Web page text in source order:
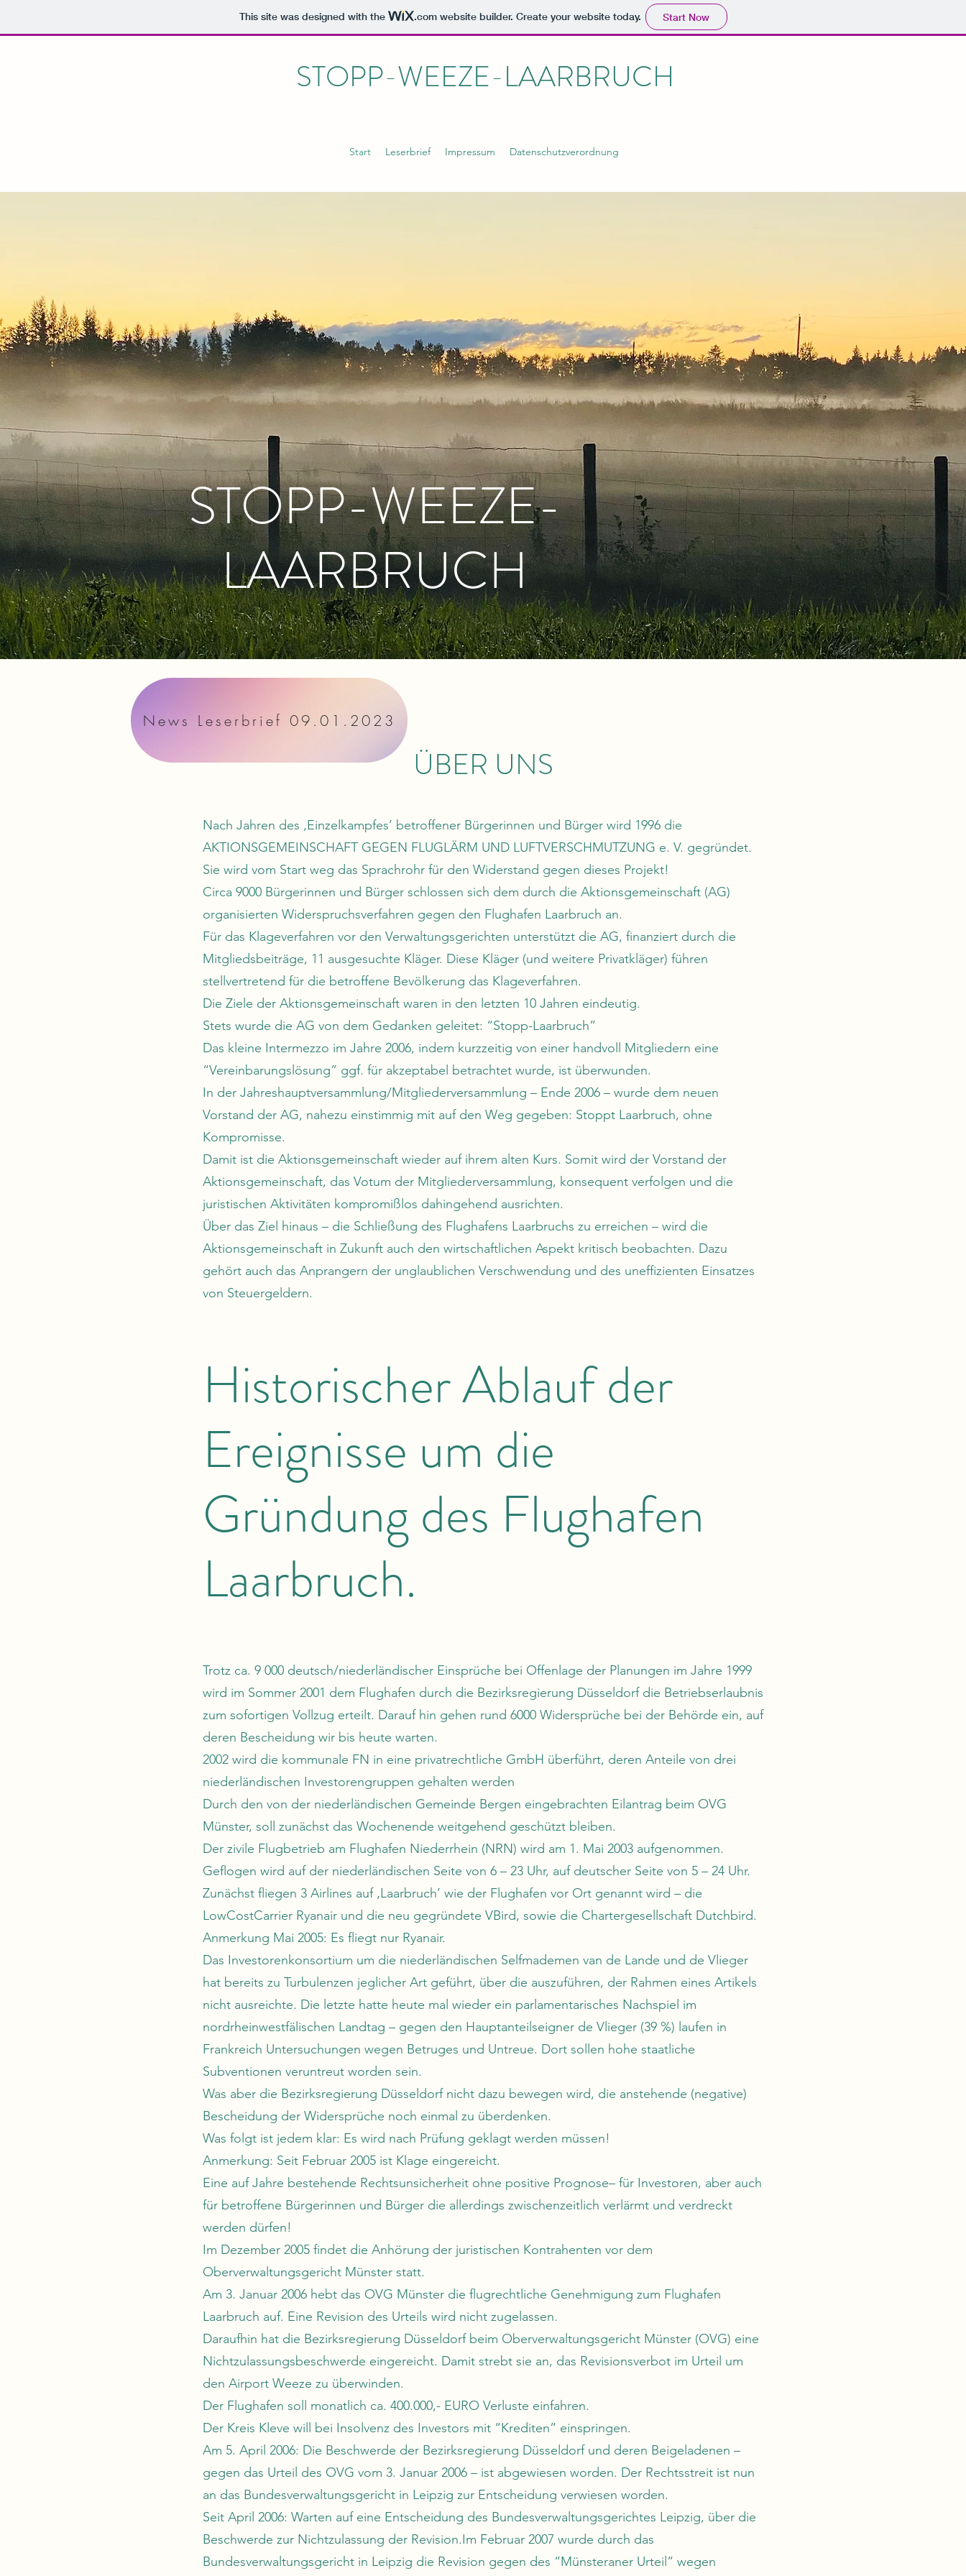
This site was designed with the .comwebsite builder. Create your website today. Start Now
STOPP-WEEZE-LAARBRUCH
Start Leserbrief Impressum Datenschutzverordnung
STOPP-WEEZE-
LAARBRUCH
ÜBER UNS
News Leserbrief 09.01.2023
Nach Jahren des ‚Einzelkampfes’ betroffener Bürgerinnen und Bürger wird 1996 die
AKTIONSGEMEINSCHAFT GEGEN FLUGLÄRM UND LUFTVERSCHMUTZUNG e. V. gegründet.
Sie wird vom Start weg das Sprachrohr für den Widerstand gegen dieses Projekt!
Circa 9000 Bürgerinnen und Bürger schlossen sich dem durch die Aktionsgemeinschaft (AG)
organisierten Widerspruchsverfahren gegen den Flughafen Laarbruch an.
Für das Klageverfahren vor den Verwaltungsgerichten unterstützt die AG, finanziert durch die
Mitgliedsbeiträge, 11 ausgesuchte Kläger. Diese Kläger (und weitere Privatkläger) führen
stellvertretend für die betroffene Bevölkerung das Klageverfahren.
Die Ziele der Aktionsgemeinschaft waren in den letzten 10 Jahren eindeutig.
Stets wurde die AG von dem Gedanken geleitet: “Stopp-Laarbruch”
Das kleine Intermezzo im Jahre 2006, indem kurzzeitig von einer handvoll Mitgliedern eine
“Vereinbarungslösung” ggf. für akzeptabel betrachtet wurde, ist überwunden.
In der Jahreshauptversammlung/Mitgliederversammlung – Ende 2006 – wurde dem neuen
Vorstand der AG, nahezu einstimmig mit auf den Weg gegeben: Stoppt Laarbruch, ohne
Kompromisse.
Damit ist die Aktionsgemeinschaft wieder auf ihrem alten Kurs. Somit wird der Vorstand der
Aktionsgemeinschaft, das Votum der Mitgliederversammlung, konsequent verfolgen und die
juristischen Aktivitäten kompromißlos dahingehend ausrichten.
Über das Ziel hinaus – die Schließung des Flughafens Laarbruchs zu erreichen – wird die
Aktionsgemeinschaft in Zukunft auch den wirtschaftlichen Aspekt kritisch beobachten. Dazu
gehört auch das Anprangern der unglaublichen Verschwendung und des uneffizienten Einsatzes
von Steuergeldern.
Historischer Ablauf der
Ereignisse um die
Gründung des Flughafen
Laarbruch.
Trotz ca. 9 000 deutsch/niederländischer Einsprüche bei Offenlage der Planungen im Jahre 1999
wird im Sommer 2001 dem Flughafen durch die Bezirksregierung Düsseldorf die Betriebserlaubnis
zum sofortigen Vollzug erteilt. Darauf hin gehen rund 6000 Widersprüche bei der Behörde ein, auf
deren Bescheidung wir bis heute warten.
2002 wird die kommunale FN in eine privatrechtliche GmbH überführt, deren Anteile von drei
niederländischen Investorengruppen gehalten werden
Durch den von der niederländischen Gemeinde Bergen eingebrachten Eilantrag beim OVG
Münster, soll zunächst das Wochenende weitgehend geschützt bleiben.
Der zivile Flugbetrieb am Flughafen Niederrhein (NRN) wird am 1. Mai 2003 aufgenommen.
Geflogen wird auf der niederländischen Seite von 6 – 23 Uhr, auf deutscher Seite von 5 – 24 Uhr.
Zunächst fliegen 3 Airlines auf ‚Laarbruch’ wie der Flughafen vor Ort genannt wird – die
LowCostCarrier Ryanair und die neu gegründete VBird, sowie die Chartergesellschaft Dutchbird.
Anmerkung Mai 2005: Es fliegt nur Ryanair.
Das Investorenkonsortium um die niederländischen Selfmademen van de Lande und de Vlieger
hat bereits zu Turbulenzen jeglicher Art geführt, über die auszuführen, der Rahmen eines Artikels
nicht ausreichte. Die letzte hatte heute mal wieder ein parlamentarisches Nachspiel im
nordrheinwestfälischen Landtag – gegen den Hauptanteilseigner de Vlieger (39 %) laufen in
Frankreich Untersuchungen wegen Betruges und Untreue. Dort sollen hohe staatliche
Subventionen veruntreut worden sein.
Was aber die Bezirksregierung Düsseldorf nicht dazu bewegen wird, die anstehende (negative)
Bescheidung der Widersprüche noch einmal zu überdenken.
Was folgt ist jedem klar: Es wird nach Prüfung geklagt werden müssen!
Anmerkung: Seit Februar 2005 ist Klage eingereicht.
Eine auf Jahre bestehende Rechtsunsicherheit ohne positive Prognose– für Investoren, aber auch
für betroffene Bürgerinnen und Bürger die allerdings zwischenzeitlich verlärmt und verdreckt
werden dürfen!
Im Dezember 2005 findet die Anhörung der juristischen Kontrahenten vor dem
Oberverwaltungsgericht Münster statt.
Am 3. Januar 2006 hebt das OVG Münster die flugrechtliche Genehmigung zum Flughafen
Laarbruch auf. Eine Revision des Urteils wird nicht zugelassen.
Daraufhin hat die Bezirksregierung Düsseldorf beim Oberverwaltungsgericht Münster (OVG) eine
Nichtzulassungsbeschwerde eingereicht. Damit strebt sie an, das Revisionsverbot im Urteil um
den Airport Weeze zu überwinden.
Der Flughafen soll monatlich ca. 400.000,- EURO Verluste einfahren.
Der Kreis Kleve will bei Insolvenz des Investors mit “Krediten” einspringen.
Am 5. April 2006: Die Beschwerde der Bezirksregierung Düsseldorf und deren Beigeladenen –
gegen das Urteil des OVG vom 3. Januar 2006 – ist abgewiesen worden. Der Rechtsstreit ist nun
an das Bundesverwaltungsgericht in Leipzig zur Entscheidung verwiesen worden.
Seit April 2006: Warten auf eine Entscheidung des Bundesverwaltungsgerichtes Leipzig, über die
Beschwerde zur Nichtzulassung der Revision.Im Februar 2007 wurde durch das
Bundesverwaltungsgericht in Leipzig die Revision gegen des “Münsteraner Urteil” wegen